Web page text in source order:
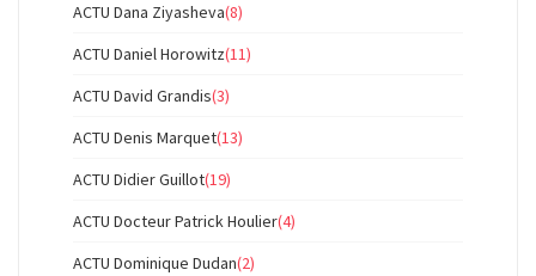
ACTU Dana Ziyasheva(8)
ACTU Daniel Horowitz(11)
ACTU David Grandis(3)
ACTU Denis Marquet(13)
ACTU Didier Guillot(19)
ACTU Docteur Patrick Houlier(4)
ACTU Dominique Dudan(2)